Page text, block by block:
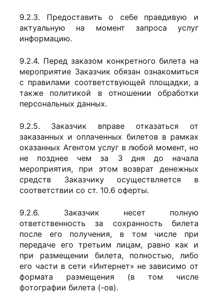
9.2.3. Предоставить о себе правдивую и
актуальную на момент запроса услуг
информацию.
9.2.4. Перед заказом конкретного билета на
мероприятие Заказчик обязан ознакомиться
с правилами соответствующей площадки, а
также политикой в отношении обработки
персональных данных.
9.2.5. Заказчик вправе отказаться от
заказанных и оплаченных билетов в рамках
оказанных Агентом услуг в любой момент, но
не позднее чем за 3 дня до начала
мероприятия, при этом возврат денежных
средств Заказчику осуществляется в
соответствии со ст. 10.6 оферты.
9.2.6. Заказчик несет полную
ответственность за сохранность билета
после его получения, в том числе при
передаче его третьим лицам, равно как и
при размещении билета, полностью, либо
его части в сети «Интернет» не зависимо от
формата размещения (в том числе
фотографии билета (-ов).